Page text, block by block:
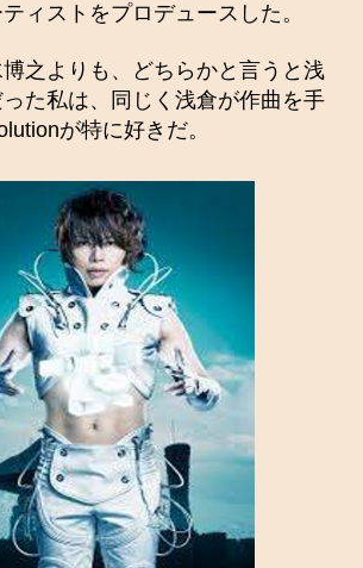
ィストをプロデュースした。
之よりも、どちらかと言うと浅
た私は、同じく浅倉が作曲を手
が特に好きだ。